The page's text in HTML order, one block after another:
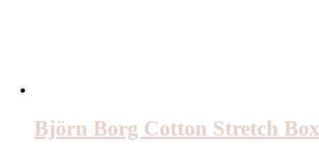
Björn Borg Cotton Stretch